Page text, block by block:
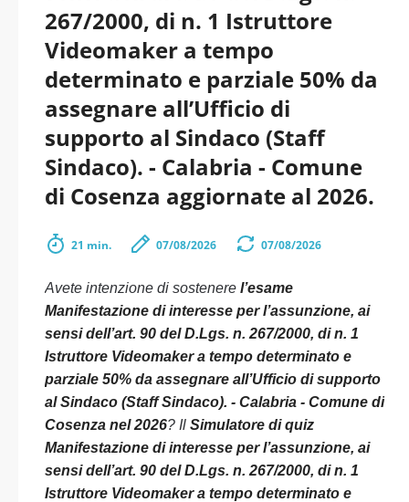
267/2000, di n. 1 Istruttore
Videomaker a tempo
determinato e parziale 50% da
assegnare all’Ufficio di
supporto al Sindaco (Staff
Sindaco). - Calabria - Comune
di Cosenza aggiornate al 2026.
21 min. 07/08/2026 07/08/2026
Avete intenzione di sostenere l’esame
Manifestazione di interesse per l’assunzione, ai
sensi dell’art. 90 del D.Lgs. n. 267/2000, di n. 1
Istruttore Videomaker a tempo determinato e
parziale 50% da assegnare all’Ufficio di supporto
al Sindaco (Staff Sindaco). - Calabria - Comune di
Cosenza nel 2026? Il Simulatore di quiz
Manifestazione di interesse per l’assunzione, ai
sensi dell’art. 90 del D.Lgs. n. 267/2000, di n. 1
Istruttore Videomaker a tempo determinato e